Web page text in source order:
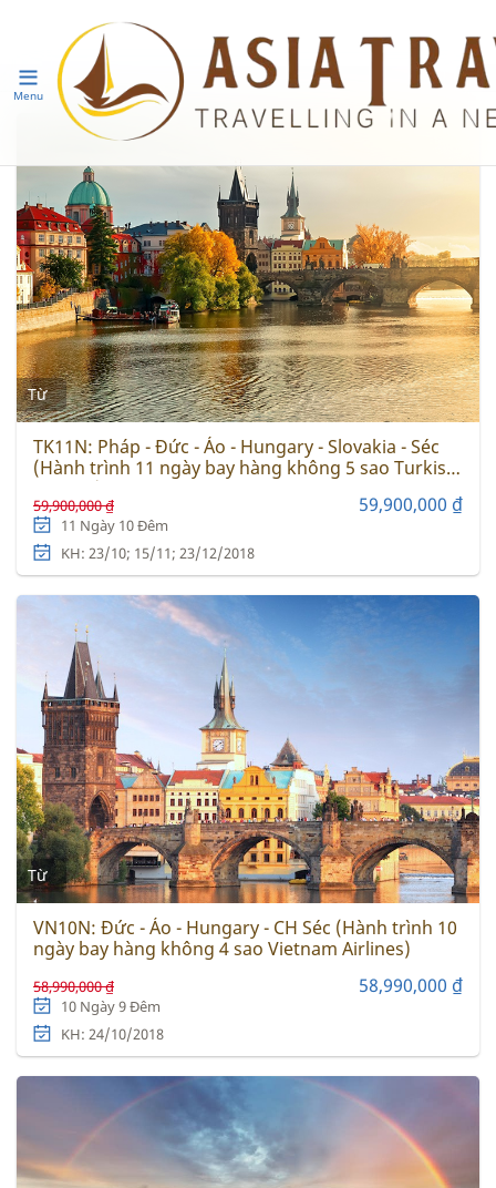
Menu
Từ
TK11N: Pháp - Đức - Áo - Hungary - Slovakia - Séc
(Hành trình 11 ngày bay hàng không 5 sao Turkish
Airlines)
59,900,000 ₫ 59,900,000 ₫
11 Ngày 10 Đêm
KH: 23/10; 15/11; 23/12/2018
Từ
VN10N: Đức - Áo - Hungary - CH Séc (Hành trình 10
ngày bay hàng không 4 sao Vietnam Airlines)
58,990,000 ₫ 58,990,000 ₫
10 Ngày 9 Đêm
KH: 24/10/2018